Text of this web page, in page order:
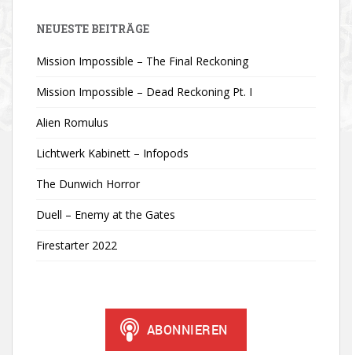
NEUESTE BEITRÄGE
Mission Impossible – The Final Reckoning
Mission Impossible – Dead Reckoning Pt. I
Alien Romulus
Lichtwerk Kabinett – Infopods
The Dunwich Horror
Duell – Enemy at the Gates
Firestarter 2022